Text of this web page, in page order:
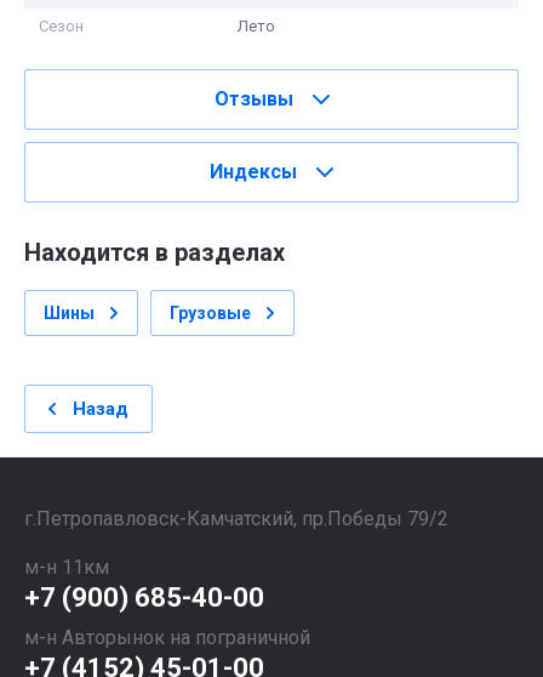
Сезон
Лето
Отзывы
Индексы
Находится в разделах
Шины Грузовые
Назад
​​​​​​​г.Петропавловск-Камчатский, пр.Победы 79/2
м-н 11км
+7 (900) 685-40-00
м-н Авторынок на пограничной
+7 (4152) 45-01-00